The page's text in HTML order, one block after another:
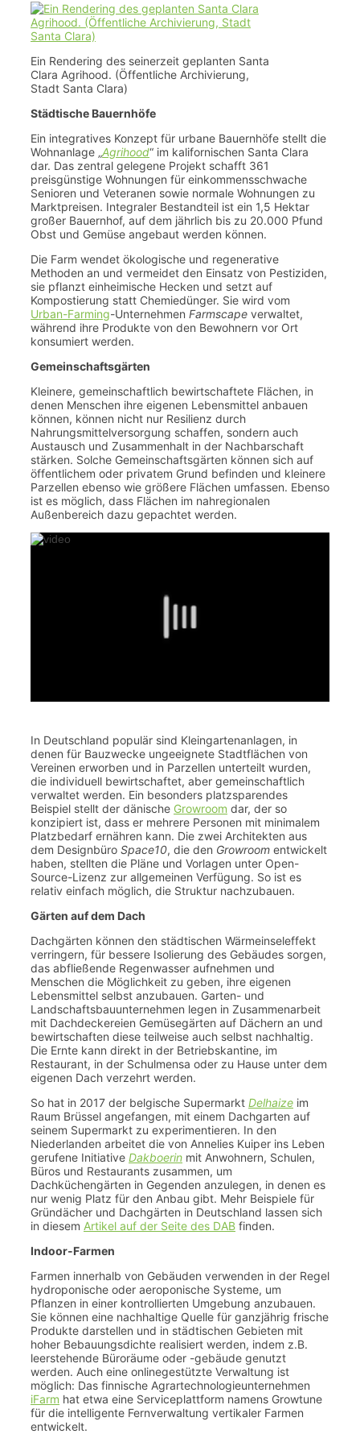
Ein Rendering des seinerzeit geplanten Santa
Clara Agrihood. (Öffentliche Archivierung,
Stadt Santa Clara)
Städtische Bauernhöfe
Ein integratives Konzept für urbane Bauernhöfe stellt die
Wohnanlage „Agrihood“ im kalifornischen Santa Clara
dar. Das zentral gelegene Projekt schafft 361
preisgünstige Wohnungen für einkommensschwache
Senioren und Veteranen sowie normale Wohnungen zu
Marktpreisen. Integraler Bestandteil ist ein 1,5 Hektar
großer Bauernhof, auf dem jährlich bis zu 20.000 Pfund
Obst und Gemüse angebaut werden können.
Die Farm wendet ökologische und regenerative
Methoden an und vermeidet den Einsatz von Pestiziden,
sie pflanzt einheimische Hecken und setzt auf
Kompostierung statt Chemiedünger. Sie wird vom
Urban-Farming-Unternehmen Farmscape verwaltet,
während ihre Produkte von den Bewohnern vor Ort
konsumiert werden.
Gemeinschaftsgärten
Kleinere, gemeinschaftlich bewirtschaftete Flächen, in
denen Menschen ihre eigenen Lebensmittel anbauen
können, können nicht nur Resilienz durch
Nahrungsmittelversorgung schaffen, sondern auch
Austausch und Zusammenhalt in der Nachbarschaft
stärken. Solche Gemeinschaftsgärten können sich auf
öffentlichem oder privatem Grund befinden und kleinere
Parzellen ebenso wie größere Flächen umfassen. Ebenso
ist es möglich, dass Flächen im nahregionalen
Außenbereich dazu gepachtet werden.
In Deutschland populär sind Kleingartenanlagen, in
denen für Bauzwecke ungeeignete Stadtflächen von
Vereinen erworben und in Parzellen unterteilt wurden,
die individuell bewirtschaftet, aber gemeinschaftlich
verwaltet werden. Ein besonders platzsparendes
Beispiel stellt der dänische Growroom dar, der so
konzipiert ist, dass er mehrere Personen mit minimalem
Platzbedarf ernähren kann. Die zwei Architekten aus
dem Designbüro Space10, die den Growroom entwickelt
haben, stellten die Pläne und Vorlagen unter Open-
Source-Lizenz zur allgemeinen Verfügung. So ist es
relativ einfach möglich, die Struktur nachzubauen.
Gärten auf dem Dach
Dachgärten können den städtischen Wärmeinseleffekt
verringern, für bessere Isolierung des Gebäudes sorgen,
das abfließende Regenwasser aufnehmen und
Menschen die Möglichkeit zu geben, ihre eigenen
Lebensmittel selbst anzubauen. Garten- und
Landschaftsbauunternehmen legen in Zusammenarbeit
mit Dachdeckereien Gemüsegärten auf Dächern an und
bewirtschaften diese teilweise auch selbst nachhaltig.
Die Ernte kann direkt in der Betriebskantine, im
Restaurant, in der Schulmensa oder zu Hause unter dem
eigenen Dach verzehrt werden.
So hat in 2017 der belgische Supermarkt Delhaize im
Raum Brüssel angefangen, mit einem Dachgarten auf
seinem Supermarkt zu experimentieren. In den
Niederlanden arbeitet die von Annelies Kuiper ins Leben
gerufene Initiative Dakboerin mit Anwohnern, Schulen,
Büros und Restaurants zusammen, um
Dachküchengärten in Gegenden anzulegen, in denen es
nur wenig Platz für den Anbau gibt. Mehr Beispiele für
Gründächer und Dachgärten in Deutschland lassen sich
in diesem Artikel auf der Seite des DAB finden.
Indoor-Farmen
Farmen innerhalb von Gebäuden verwenden in der Regel
hydroponische oder aeroponische Systeme, um
Pflanzen in einer kontrollierten Umgebung anzubauen.
Sie können eine nachhaltige Quelle für ganzjährig frische
Produkte darstellen und in städtischen Gebieten mit
hoher Bebauungsdichte realisiert werden, indem z.B.
leerstehende Büroräume oder -gebäude genutzt
werden. Auch eine onlinegestützte Verwaltung ist
möglich: Das finnische Agrartechnologieunternehmen
iFarm hat etwa eine Serviceplattform namens Growtune
für die intelligente Fernverwaltung vertikaler Farmen
entwickelt.